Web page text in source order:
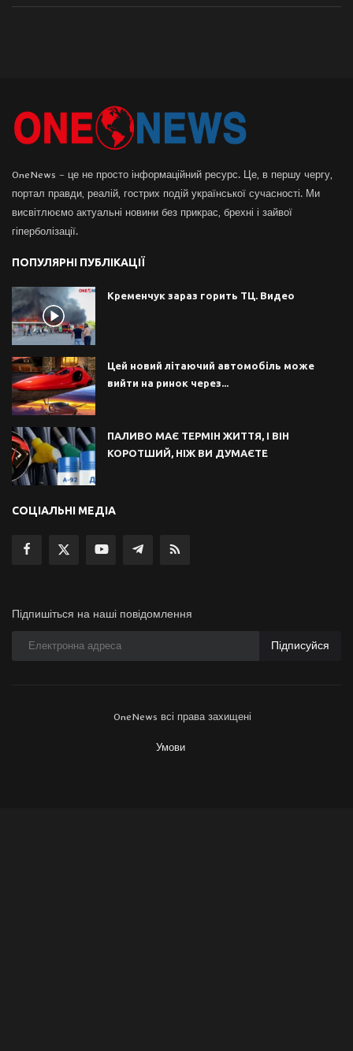
OneNews – це не просто інформаційний ресурс. Це, в першу чергу,
портал правди, реалій, гострих подій української сучасності. Ми
висвітлюємо актуальні новини без прикрас, брехні і зайвої
гіперболізації.
ПОПУЛЯРНІ ПУБЛІКАЦІЇ
Кременчук зараз горить ТЦ. Видео
Цей новий літаючий автомобіль може
вийти на ринок через...
ПАЛИВО МАЄ ТЕРМІН ЖИТТЯ, І ВІН
КОРОТШИЙ, НІЖ ВИ ДУМАЄТЕ
СОЦІАЛЬНІ МЕДІА
Підпишіться на наші повідомлення
Підписуйся
OneNews всі права захищені
Умови